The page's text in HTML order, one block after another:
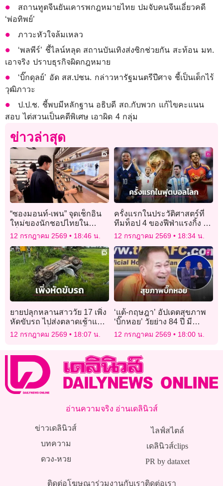
สถานทูตจีนยันเคารพกฎหมายไทย ปมจับคนจีนเอี่ยวคดี
‘พ่อทิพย์’
ภาวะหัวใจล้มเหลว
‘พลพีร์’ ชี้ไลน์หลุด สถานบันเทิงส่งซิกช่วยกัน สะท้อน มท.
เอาจริง ปราบธุรกิจผิดกฎหมาย
‘บิ๊กดุลย์’ อัด สส.ปชน. กล่าวหารัฐมนตรีปีศาจ ชี้เป็นเด็กไร้
วุฒิภาวะ
ป.ป.ช. ชี้พบมีหลักฐาน อธิบดี สถ.กับพวก แก้ไขคะแนน
สอบ ไต่สวนเป็นคดีพิเศษ เอาผิด 4 กลุ่ม
ข่าวล่าสุด
“ซองมอนท์-เพน” จุดเช็กอิน
ใหม่ของนักชอปไทยใน
เซี่ยงไฮ้
12 กรกฎาคม 2569 18:46 น.
ครั้งแรกในประวัติศาสตร์ที่
ทีมท็อป 4 ของฟีฟ่าแรงกิ้ง อยู่
พร้อมหน้าในศึกฟุตบอลโลก
รอบรองฯ
12 กรกฎาคม 2569 18:34 น.
ยายปลุกหลานสาววัย 17 เพิ่ง
หัดขับรถ ไปส่งตลาดเช้าแหก
โค้งพลิกคว่ำเสียชีวิตทั้งคู่
12 กรกฎาคม 2569 18:07 น.
‘แต้-กฤษฎา’ อัปเดตสุขภาพ
‘บิ๊กหอย’ วัยย่าง 84 ปี มี
ปัญหาการมอง แต่ยังติดตาม
ฟังข่าวบอลไทย
12 กรกฎาคม 2569 18:00 น.
อ่านความจริง อ่านเดลินิวส์
ข่าวเดลินิวส์
บทความ
ดวง-หวย
ไลฟ์สไตล์
เดลินิวส์clips
PR by dataxet
ติดต่อโฆษณาร่วมงานกับเราติดต่อเรา